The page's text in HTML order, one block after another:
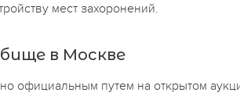
мест захоронений.
в Москве
официальным путем на открытом